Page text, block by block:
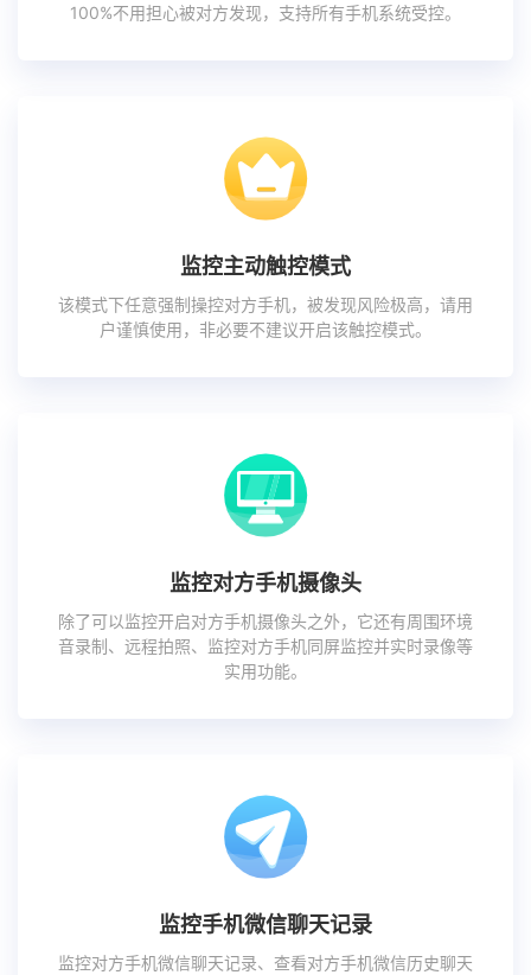
100%不用担心被对方发现，支持所有手机系统受控。
监控主动触控模式
该模式下任意强制操控对方手机，被发现风险极高，请用
户谨慎使用，非必要不建议开启该触控模式。
监控对方手机摄像头
除了可以监控开启对方手机摄像头之外，它还有周围环境
音录制、远程拍照、监控对方手机同屏监控并实时录像等
实用功能。
监控手机微信聊天记录
监控对方手机微信聊天记录、查看对方手机微信历史聊天